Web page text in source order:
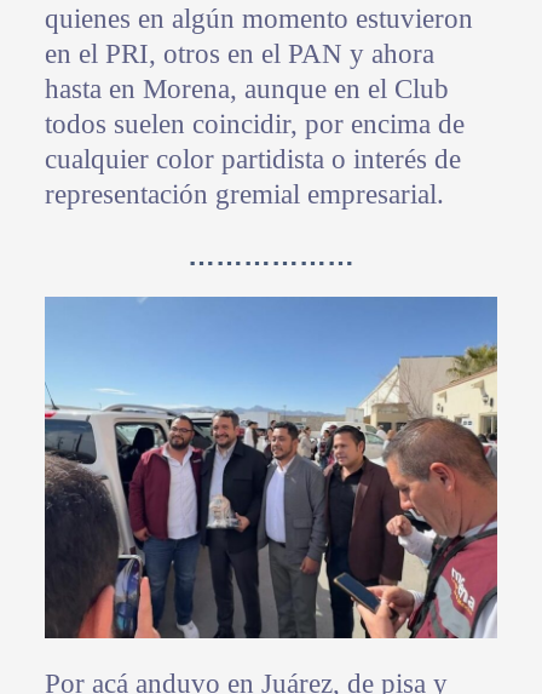
quienes en algún momento estuvieron
en el PRI, otros en el PAN y ahora
hasta en Morena, aunque en el Club
todos suelen coincidir, por encima de
cualquier color partidista o interés de
representación gremial empresarial.
………………
Por acá anduvo en Juárez, de pisa y